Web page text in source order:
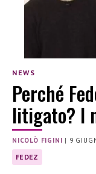
NEWS
Perché
litigato? I
NICOLÒ FIGINI | 9
FEDEZ